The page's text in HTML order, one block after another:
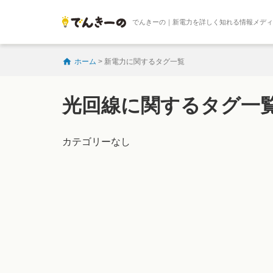
でんきーの｜新電力を詳しく知れる情報メデ
ホーム > 新電力に関するタグ一覧
光回線に関するタグ一
カテゴリーなし